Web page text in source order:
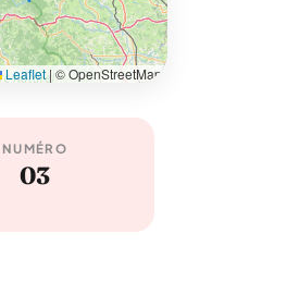
Leaflet|© OpenStreetMap
NUMÉRO
03